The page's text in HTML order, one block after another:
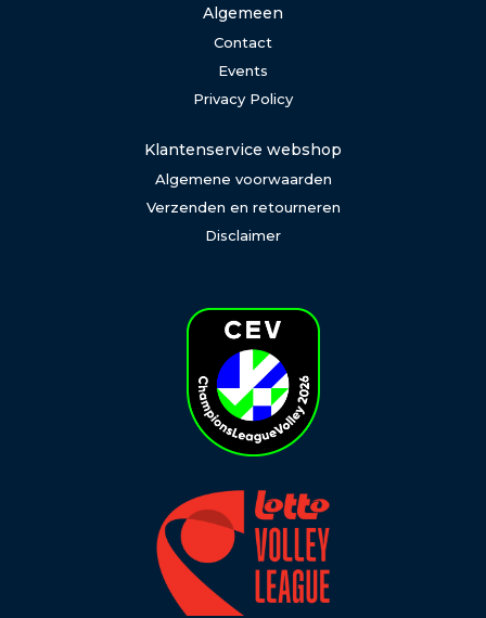
Algemeen
Contact
Events
Privacy Policy
Klantenservice webshop
Algemene voorwaarden
Verzenden en retourneren
Disclaimer